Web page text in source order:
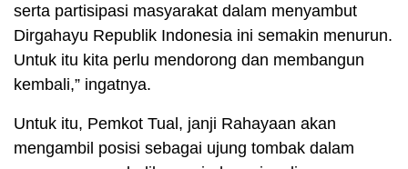
serta partisipasi masyarakat dalam menyambut
Dirgahayu Republik Indonesia ini semakin menurun.
Untuk itu kita perlu mendorong dan membangun
kembali,” ingatnya.
Untuk itu, Pemkot Tual, janji Rahayaan akan
mengambil posisi sebagai ujung tombak dalam